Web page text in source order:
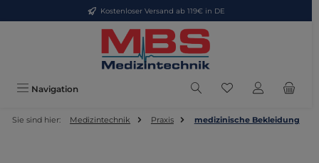
Zum Hauptinhalt springenKostenloser Versand ab 119€ in DE
Navigation Du hast 0
Sie sind hier: Medizintechnik Praxis medizinische Bekleidung